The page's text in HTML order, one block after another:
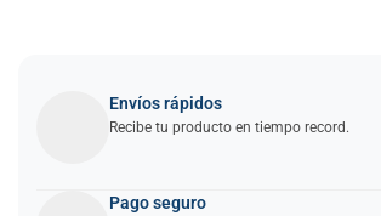
Envíos rápidos
Recibe tu producto en tiempo record.
Pago seguro